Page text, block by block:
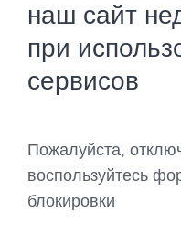
наш сайт
при
сервисов
Пожалуйста,
воспользуйтесь
блокировки